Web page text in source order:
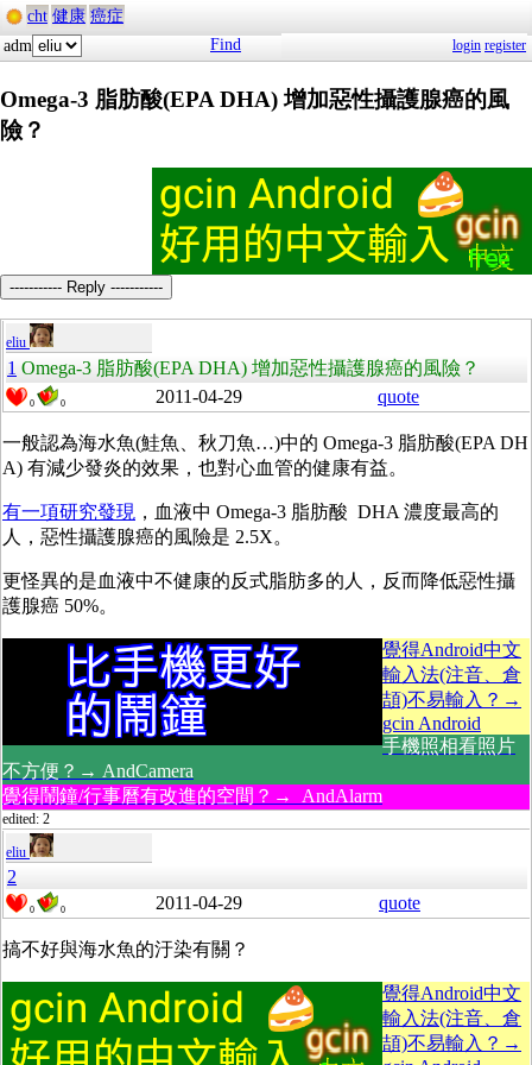
cht 健康 癌症
adm
Find login register
Omega-3 脂肪酸(EPA DHA) 增加惡性攝護腺癌的風
險？
----------- Reply -----------
eliu
1 Omega-3 脂肪酸(EPA DHA) 增加惡性攝護腺癌的風險？
0 0 2011-04-29 quote
一般認為海水魚(鮭魚、秋刀魚…)中的 Omega-3 脂肪酸(EPA DH
A) 有減少發炎的效果，也對心血管的健康有益。
有一項研究發現 ，血液中 Omega-3 脂肪酸 DHA 濃度最高的
人，惡性攝護腺癌的風險是 2.5X。
更怪異的是血液中不健康的反式脂肪多的人，反而降低惡性攝
護腺癌 50%。
覺得Android中文
輸入法(注音、倉
頡)不易輸入？→
gcin Android
手機照相看照片
不方便？→ AndCamera
覺得鬧鐘/行事曆有改進的空間？→ AndAlarm
edited: 2
eliu
2
0 0 2011-04-29 quote
搞不好與海水魚的汙染有關？
覺得Android中文
輸入法(注音、倉
頡)不易輸入？→